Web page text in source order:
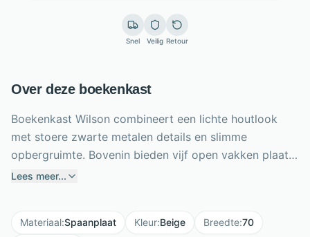
Snel Veilig Retour
Over deze boekenkast
Boekenkast Wilson combineert een lichte houtlook
met stoere zwarte metalen details en slimme
opbergruimte. Bovenin bieden vijf open vakken plaats
aan boeken, planten en decoratie, terwijl je achter de
rustig en comfortabel. Met een breedte van 70 cm,
Lees meer...
Materiaal:Spaanplaat Kleur:Beige Breedte:70